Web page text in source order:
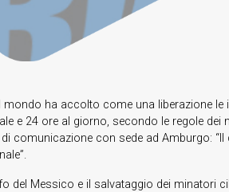
mondo ha accolto come una liberazione
e 24 ore al giorno, secondo le regole dei
di comunicazione con sede ad Amburgo:
del Messico e il salvataggio dei